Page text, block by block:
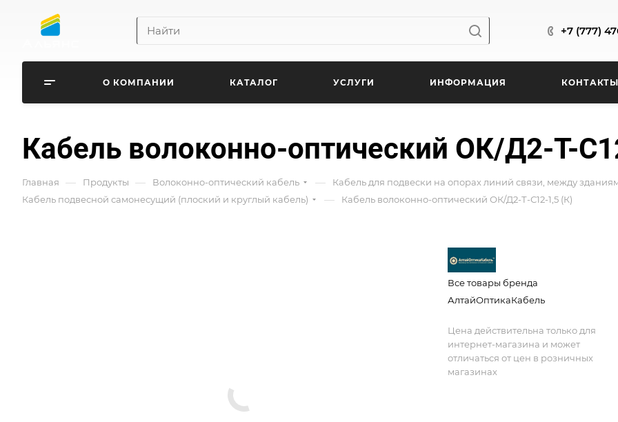
+7 (777)
О КОМПАНИИ КАТАЛОГ УСЛУГИ ИНФОРМАЦИЯ КОНТАКТЫ
Кабель волоконно-оптический ОК/Д2-Т-
Главная — Продукты — Волоконно-оптический кабель — Кабель для подвески на опорах линий связи, между
Кабель подвесной самонесущий (плоский и круглый кабель) — Кабель волоконно-оптический ОК/Д2-Т-С12-1,5 (К)
Все товары бренда
АлтайОптикаКабель
Цена действительна только для
интернет-магазина и может
отличаться от цен в розничных
магазинах